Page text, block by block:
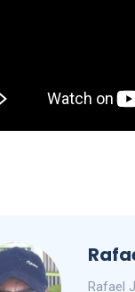
Rafael